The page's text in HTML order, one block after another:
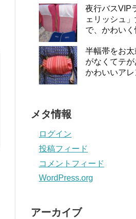
夜行バスVIP
ェリッシュ
で、かわいく
半幅帯をお
がなくてテが
かわいいアレ
メタ情報
ログイン
投稿フィード
コメントフィード
WordPress.org
アーカイブ